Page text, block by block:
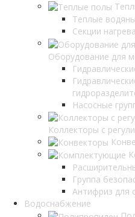
Теплые
Секции
Оборудование для
Насосные
Коллекторы с
Группа
Антифриз для
Водоснабжение